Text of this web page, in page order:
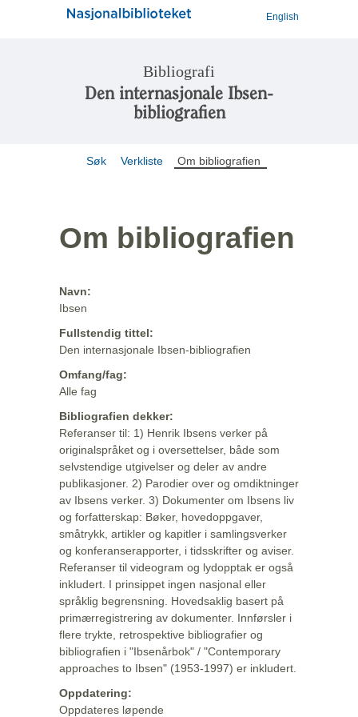
English
Bibliografi
Den internasjonale Ibsen-
bibliografien
Søk Verkliste Om bibliografien
Om bibliografien
Navn:
Ibsen
Fullstendig tittel:
Den internasjonale Ibsen-bibliografien
Omfang/fag:
Alle fag
Bibliografien dekker:
Referanser til: 1) Henrik Ibsens verker på
originalspråket og i oversettelser, både som
selvstendige utgivelser og deler av andre
publikasjoner. 2) Parodier over og omdiktninger
av Ibsens verker. 3) Dokumenter om Ibsens liv
og forfatterskap: Bøker, hovedoppgaver,
småtrykk, artikler og kapitler i samlingsverker
og konferanserapporter, i tidsskrifter og aviser.
Referanser til videogram og lydopptak er også
inkludert. I prinsippet ingen nasjonal eller
språklig begrensning. Hovedsaklig basert på
primærregistrering av dokumenter. Innførsler i
flere trykte, retrospektive bibliografier og
bibliografien i "Ibsenårbok" / "Contemporary
approaches to Ibsen" (1953-1997) er inkludert.
Oppdatering:
Oppdateres løpende